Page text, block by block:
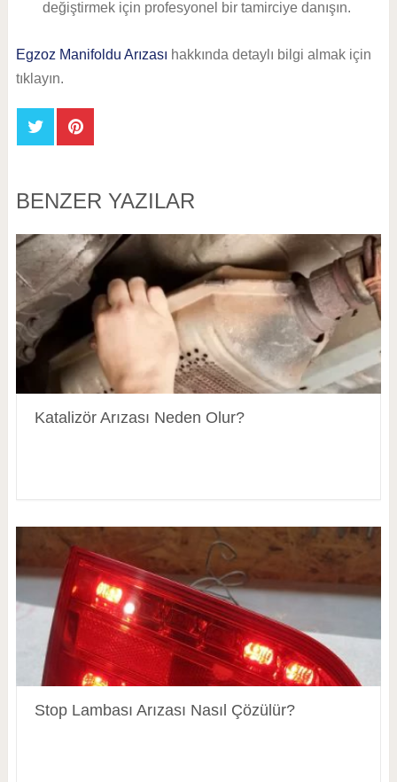
değiştirmek için profesyonel bir tamirciye danışın.
Egzoz Manifoldu Arızası hakkında detaylı bilgi almak için
tıklayın.
BENZER YAZILAR
Katalizör Arızası Neden Olur?
Stop Lambası Arızası Nasıl Çözülür?